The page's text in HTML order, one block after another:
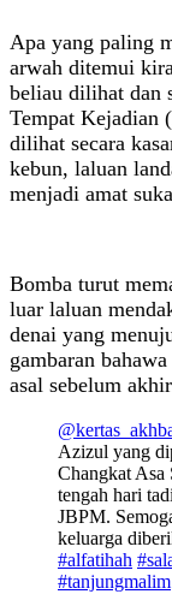
Apa yang paling
arwah ditemui
beliau dilihat dan
Tempat Kejadian
dilihat secara
kebun, laluan
menjadi amat
Bomba turut
luar laluan
denai yang
gambaran
asal sebelum
Azizul yang
Changkat Asa
tengah hari
JBPM.
keluarga
#alfatihah
#tanjungmalim